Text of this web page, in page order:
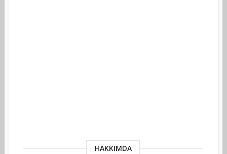
HAKKIMDA